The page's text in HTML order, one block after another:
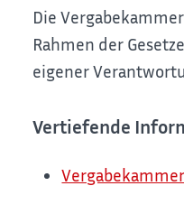
Die
Rahmen der
eigener
Vertiefende
Vergabekammer